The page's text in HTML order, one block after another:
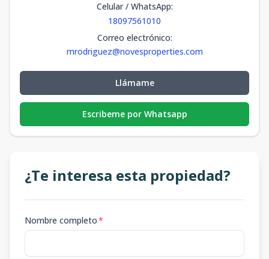
Celular / WhatsApp:
18097561010
Correo electrónico:
mrodriguez@novesproperties.com
Llámame
Escribeme por Whatsapp
¿Te interesa esta propiedad?
Nombre completo*